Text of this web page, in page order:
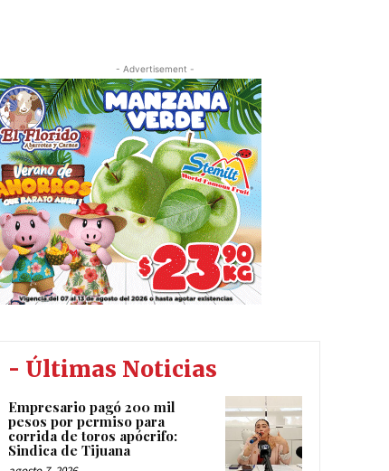
- Advertisement -
- Últimas Noticias
Empresario pagó 200 mil
pesos por permiso para
corrida de toros apócrifo:
Sindica de Tijuana